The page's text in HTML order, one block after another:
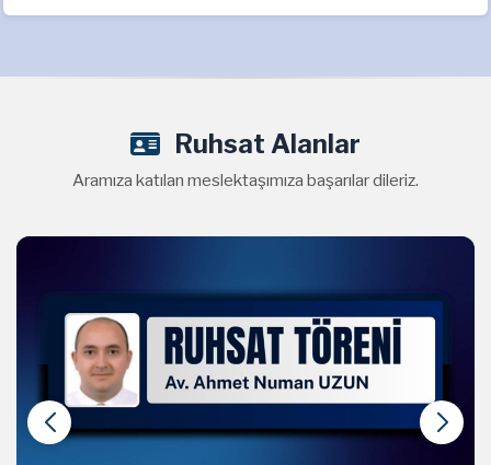
Ruhsat Alanlar
Aramıza katılan meslektaşımıza başarılar dileriz.